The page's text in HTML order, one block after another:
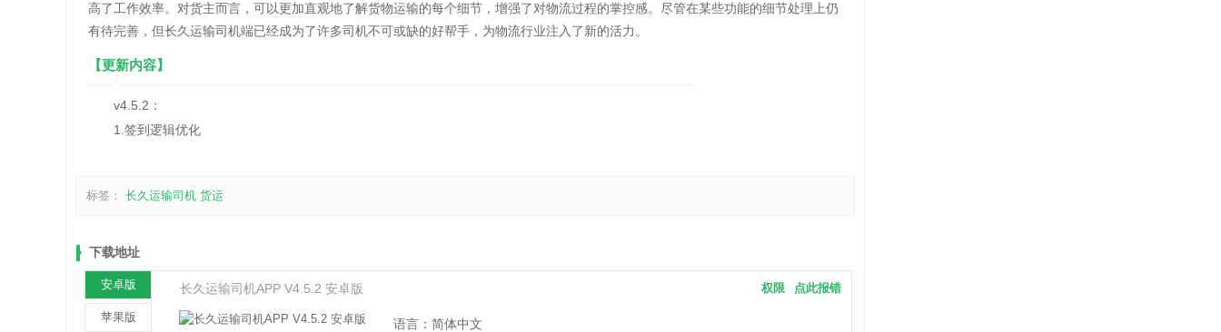
高了工作效率。对货主而言，可以更加直观地了解货物运输的每个细节，增强了对物流过程的掌控感。尽管在某些功能的细节处理上仍
有待完善，但长久运输司机端已经成为了许多司机不可或缺的好帮手，为物流行业注入了新的活力。
【更新内容】
v4.5.2：
1.签到逻辑优化
标签： 长久运输司机 货运
下载地址
安卓版
苹果版
长久运输司机APP V4.5.2 安卓版 点此报错
权限
语言：简体中文